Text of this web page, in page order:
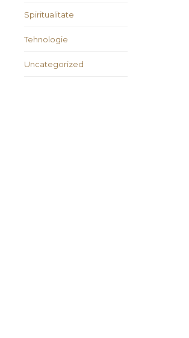
Spiritualitate
Tehnologie
Uncategorized